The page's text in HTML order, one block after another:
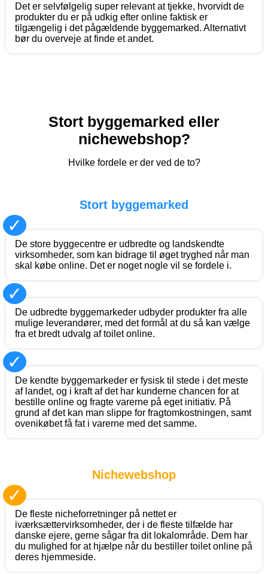
Det er selvfølgelig super relevant at tjekke, hvorvidt de
produkter du er på udkig efter online faktisk er
tilgængelig i det pågældende byggemarked. Alternativt
bør du overveje at finde et andet.
Stort byggemarked eller
nichewebshop?
Hvilke fordele er der ved de to?
Stort byggemarked
✓
De store byggecentre er udbredte og landskendte
virksomheder, som kan bidrage til øget tryghed når man
skal købe online. Det er noget nogle vil se fordele i.
✓
De udbredte byggemarkeder udbyder produkter fra alle
mulige leverandører, med det formål at du så kan vælge
fra et bredt udvalg af toilet online.
✓
De kendte byggemarkeder er fysisk til stede i det meste
af landet, og i kraft af det har kunderne chancen for at
bestille online og fragte varerne på eget initiativ. På
grund af det kan man slippe for fragtomkostningen, samt
ovenikøbet få fat i varerne med det samme.
Nichewebshop
✓
De fleste nicheforretninger på nettet er
iværksættervirksomheder, der i de fleste tilfælde har
danske ejere, gerne sågar fra dit lokalområde. Dem har
du mulighed for at hjælpe når du bestiller toilet online på
deres hjemmeside.